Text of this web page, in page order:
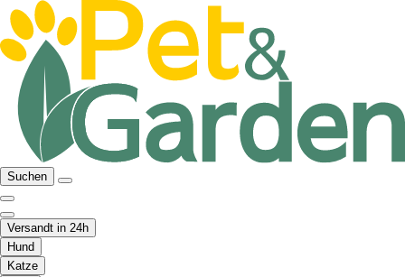
Suchen
Versandt in 24h
Hund
Katze